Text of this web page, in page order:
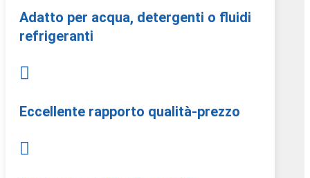
Adatto per acqua, detergenti o fluidi
refrigeranti

Eccellente rapporto qualità-prezzo
